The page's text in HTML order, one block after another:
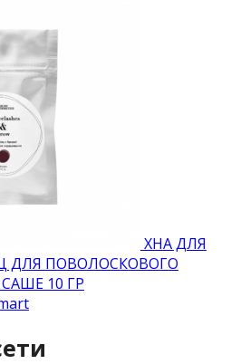
ХНА ДЛЯ
ДЛЯ ПОВОЛОСКОВОГО
10 ГР